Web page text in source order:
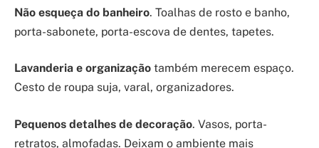
Não esqueça do banheiro. Toalhas de rosto e banho,
porta-sabonete, porta-escova de dentes, tapetes.
Lavanderia e organização também merecem espaço.
Cesto de roupa suja, varal, organizadores.
Pequenos detalhes de decoração. Vasos, porta-
retratos, almofadas. Deixam o ambiente mais